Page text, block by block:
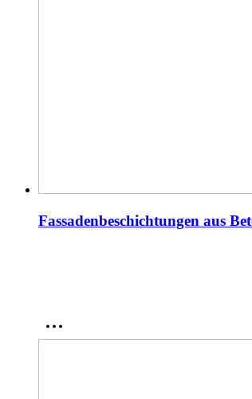
Fassadenbeschichtungen aus